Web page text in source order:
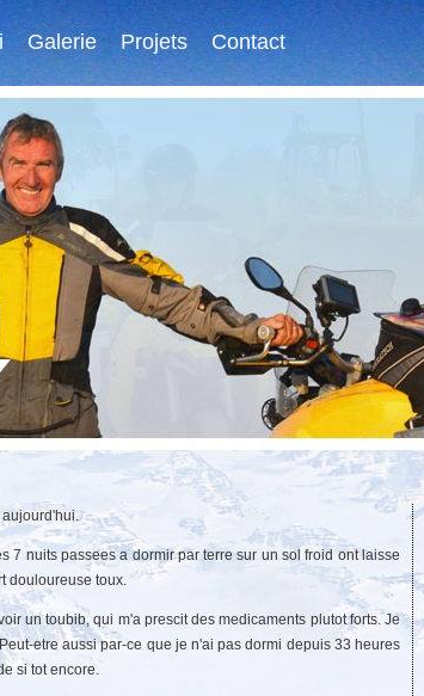
Galerie Projets Contact
aujourd'hui.
7 nuits passees a dormir par terre sur un sol froid ont laisse
douloureuse toux.
un toubib, qui m'a prescit des medicaments plutot forts. Je
etre aussi par-ce que je n'ai pas dormi depuis 33 heures
si tot encore.